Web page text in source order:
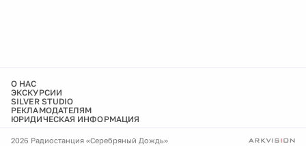
О НАС
ЭКСКУРСИИ
SILVER STUDIO
РЕКЛАМОДАТЕЛЯМ
ЮРИДИЧЕСКАЯ ИНФОРМАЦИЯ
2026 Радиостанция «Серебряный Дождь»